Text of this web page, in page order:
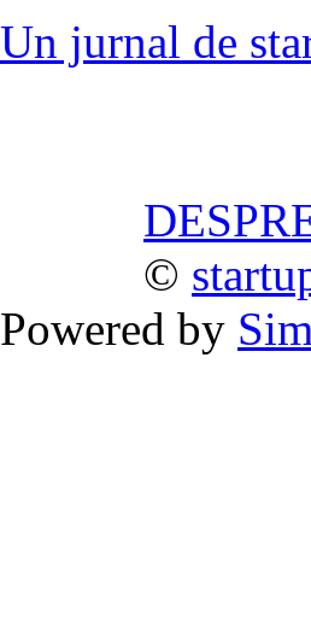
Un jurnal de
©
Powered by